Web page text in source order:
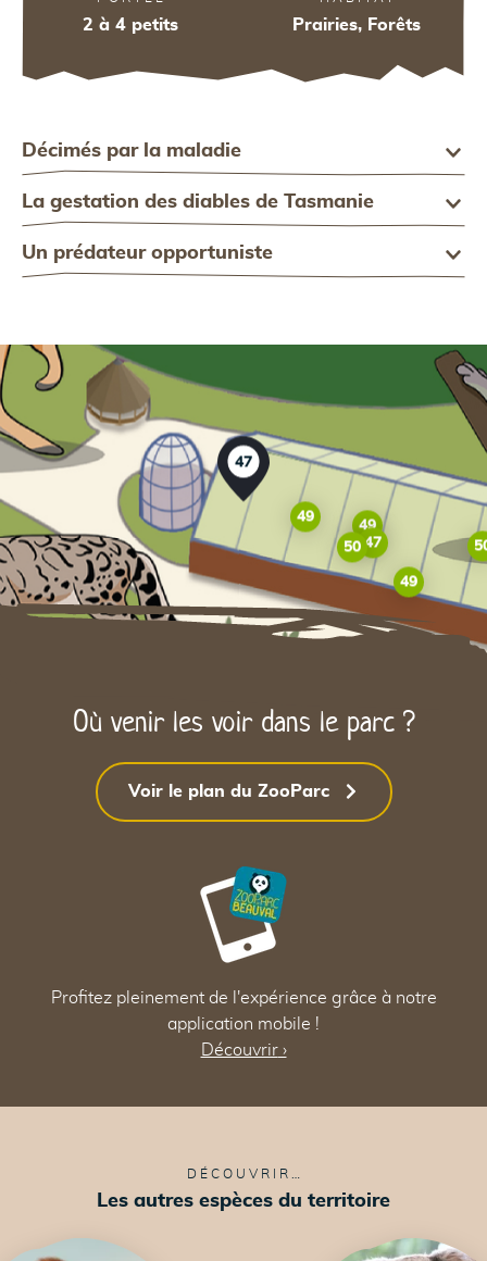
2 à 4 petits Prairies, Forêts
Décimés par la maladie
La gestation des diables de Tasmanie
Un prédateur opportuniste
47
50
49
49
47
49
Où venir les voir dans le parc ?
Voir le plan du ZooParc
Profitez pleinement de l'expérience grâce à notre
application mobile !
Découvrir›
DÉCOUVRIR…
Les autres espèces du territoire